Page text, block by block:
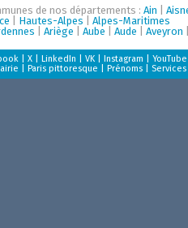
de nos départements :Ain |
Hautes-Alpes
Alpes-Maritimes
|Ariège |Aube |Aude |Aveyron
|X |LinkedIn |VK |Instagram |YouTube
|Paris pittoresque |Prénoms Services